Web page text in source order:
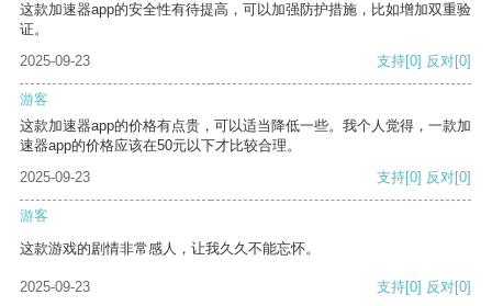
这款加速器app的安全性有待提高，可以加强防护措施，比如增加双重验
证。
2025-09-23
支持[0] 反对[0]
游客
这款加速器app的价格有点贵，可以适当降低一些。我个人觉得，一款加
速器app的价格应该在50元以下才比较合理。
2025-09-23
支持[0] 反对[0]
游客
这款游戏的剧情非常感人，让我久久不能忘怀。
2025-09-23 支持[0] 反对[0]